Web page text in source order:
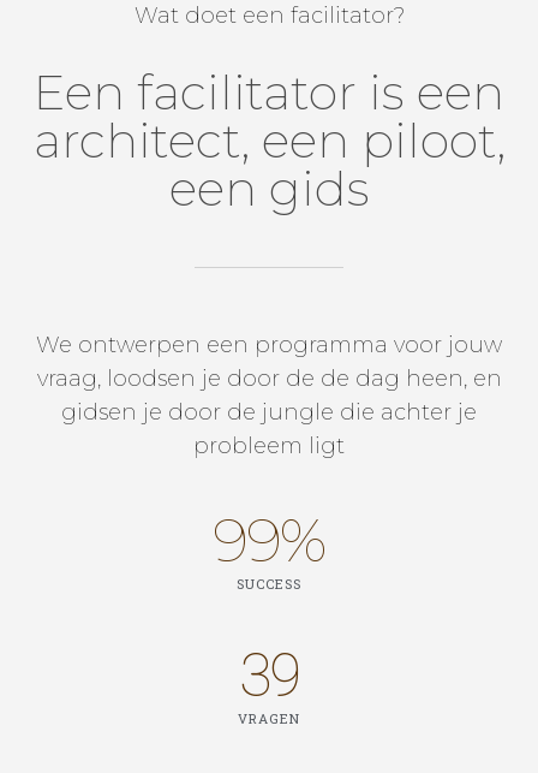
Wat doet een facilitator?
Een facilitator is een
architect, een piloot,
een gids
We ontwerpen een programma voor jouw
vraag, loodsen je door de de dag heen, en
gidsen je door de jungle die achter je
probleem ligt
SUCCESS
99%
VRAGEN
39